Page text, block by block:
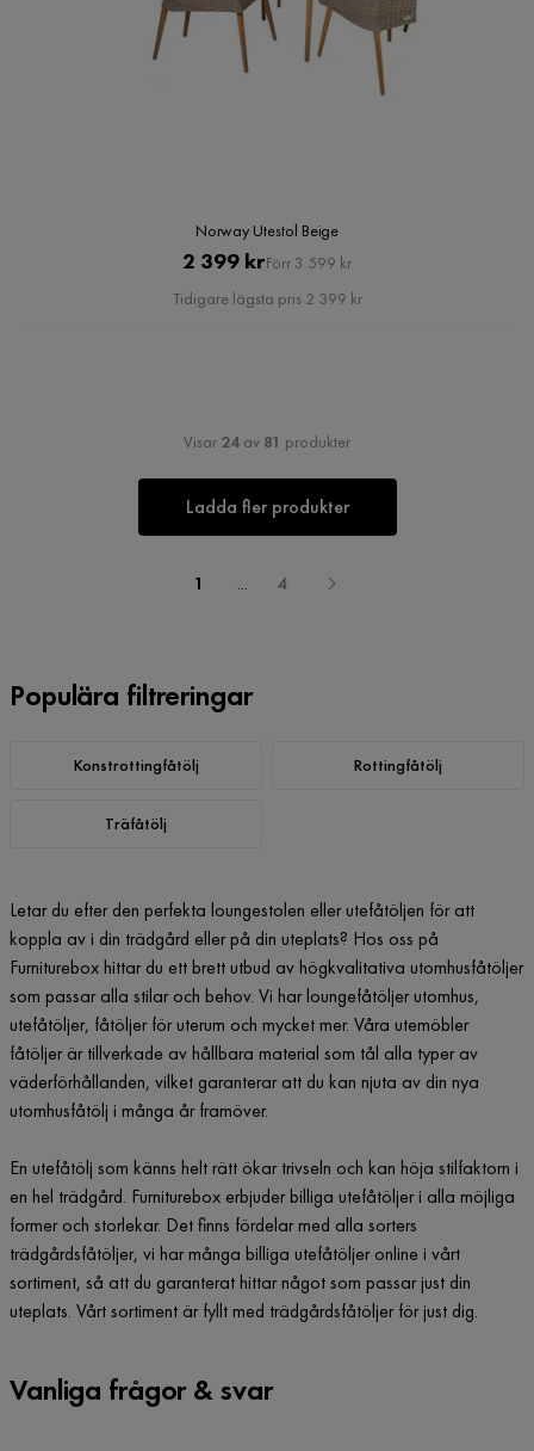
Norway Utestol Beige
Pris
2 399 krOriginal
Pris
Förr 3 599 kr
Tidigare lägsta pris 2 399 kr
Visar 24 av 81 produkter
Ladda fler produkter
1 ... 4
Populära filtreringar
Konstrottingfåtölj Rottingfåtölj
Träfåtölj
Letar du efter den perfekta loungestolen eller utefåtöljen för att
koppla av i din trädgård eller på din uteplats? Hos oss på
Furniturebox hittar du ett brett utbud av högkvalitativa utomhusfåtöljer
som passar alla stilar och behov. Vi har loungefåtöljer utomhus,
utefåtöljer, fåtöljer för uterum och mycket mer. Våra utemöbler
fåtöljer är tillverkade av hållbara material som tål alla typer av
väderförhållanden, vilket garanterar att du kan njuta av din nya
utomhusfåtölj i många år framöver.
En utefåtölj som känns helt rätt ökar trivseln och kan höja stilfaktorn i
en hel trädgård. Furniturebox erbjuder billiga utefåtöljer i alla möjliga
former och storlekar. Det finns fördelar med alla sorters
trädgårdsfåtöljer, vi har många billiga utefåtöljer online i vårt
sortiment, så att du garanterat hittar något som passar just din
uteplats. Vårt sortiment är fyllt med trädgårdsfåtöljer för just dig.
Vanliga frågor & svar